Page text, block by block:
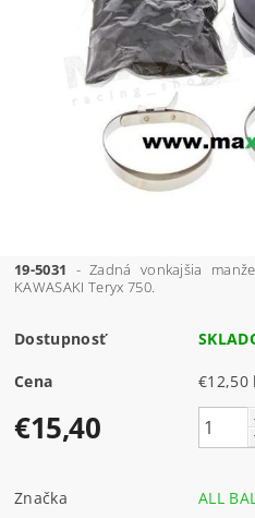
19-5031 - Zadná vonkajšia
KAWASAKI Teryx 750.
Dostupnosť
Cena
€15,40
Značka
ALL